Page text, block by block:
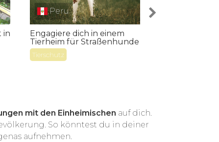
in
Peru
Engagiere dich in einem
Tierheim für Straßenhunde
Tierschutz
mit den Einheimischen auf dich.
So könntest du in deiner
aufnehmen.